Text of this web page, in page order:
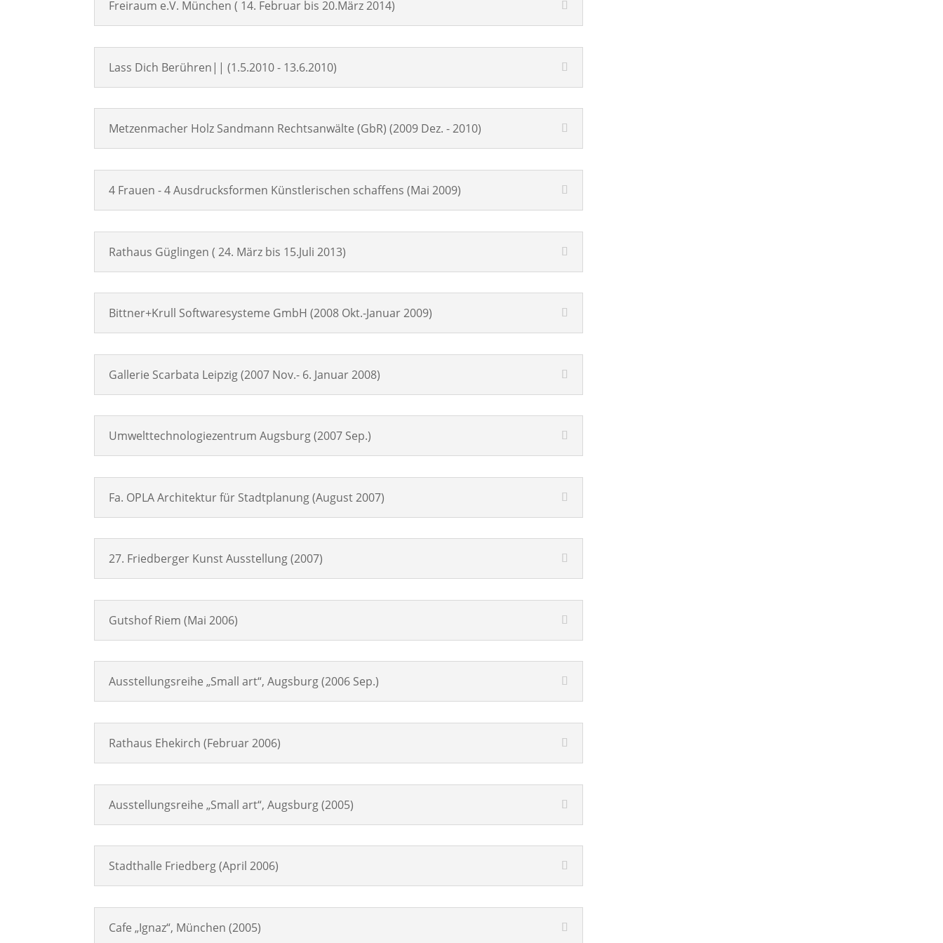
Freiraum e.V. München ( 14. Februar bis 20.März 2014)
Lass Dich Berühren|| (1.5.2010 - 13.6.2010)
Metzenmacher Holz Sandmann Rechtsanwälte (GbR) (2009 Dez. - 2010)
4 Frauen - 4 Ausdrucksformen Künstlerischen schaffens (Mai 2009)
Rathaus Güglingen ( 24. März bis 15.Juli 2013)
Bittner+Krull Softwaresysteme GmbH (2008 Okt.-Januar 2009)
Gallerie Scarbata Leipzig (2007 Nov.- 6. Januar 2008)
Umwelttechnologiezentrum Augsburg (2007 Sep.)
Fa. OPLA Architektur für Stadtplanung (August 2007)
27. Friedberger Kunst Ausstellung (2007)
Gutshof Riem (Mai 2006)
Ausstellungsreihe „Small art“, Augsburg (2006 Sep.)
Rathaus Ehekirch (Februar 2006)
Ausstellungsreihe „Small art“, Augsburg (2005)
Stadthalle Friedberg (April 2006)
Cafe „Ignaz“, München (2005)